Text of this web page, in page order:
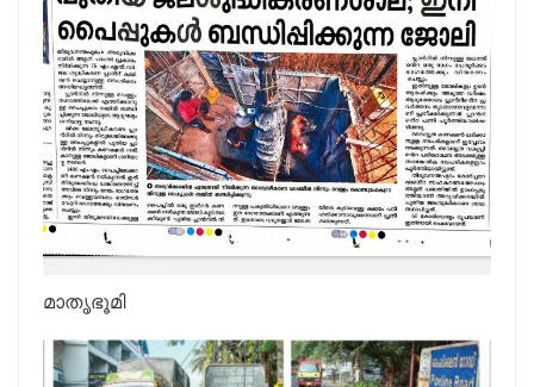
മാതൃഭൂമി